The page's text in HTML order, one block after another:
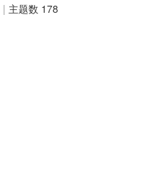
| 主题数 178